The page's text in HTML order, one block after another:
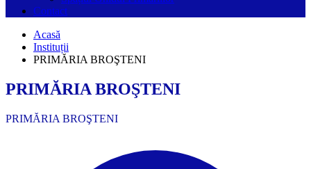
Contact
Acasă
Instituții
PRIMĂRIA BROŞTENI
PRIMĂRIA BROŞTENI
PRIMĂRIA BROŞTENI